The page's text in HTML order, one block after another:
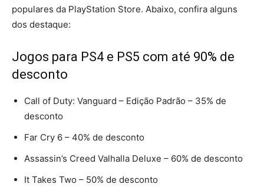
populares da PlayStation Store. Abaixo, confira alguns
dos destaque:
Jogos para PS4 e PS5 com até 90% de
desconto
Call of Duty: Vanguard – Edição Padrão – 35% de
desconto
Far Cry 6 – 40% de desconto
Assassin’s Creed Valhalla Deluxe – 60% de desconto
It Takes Two – 50% de desconto